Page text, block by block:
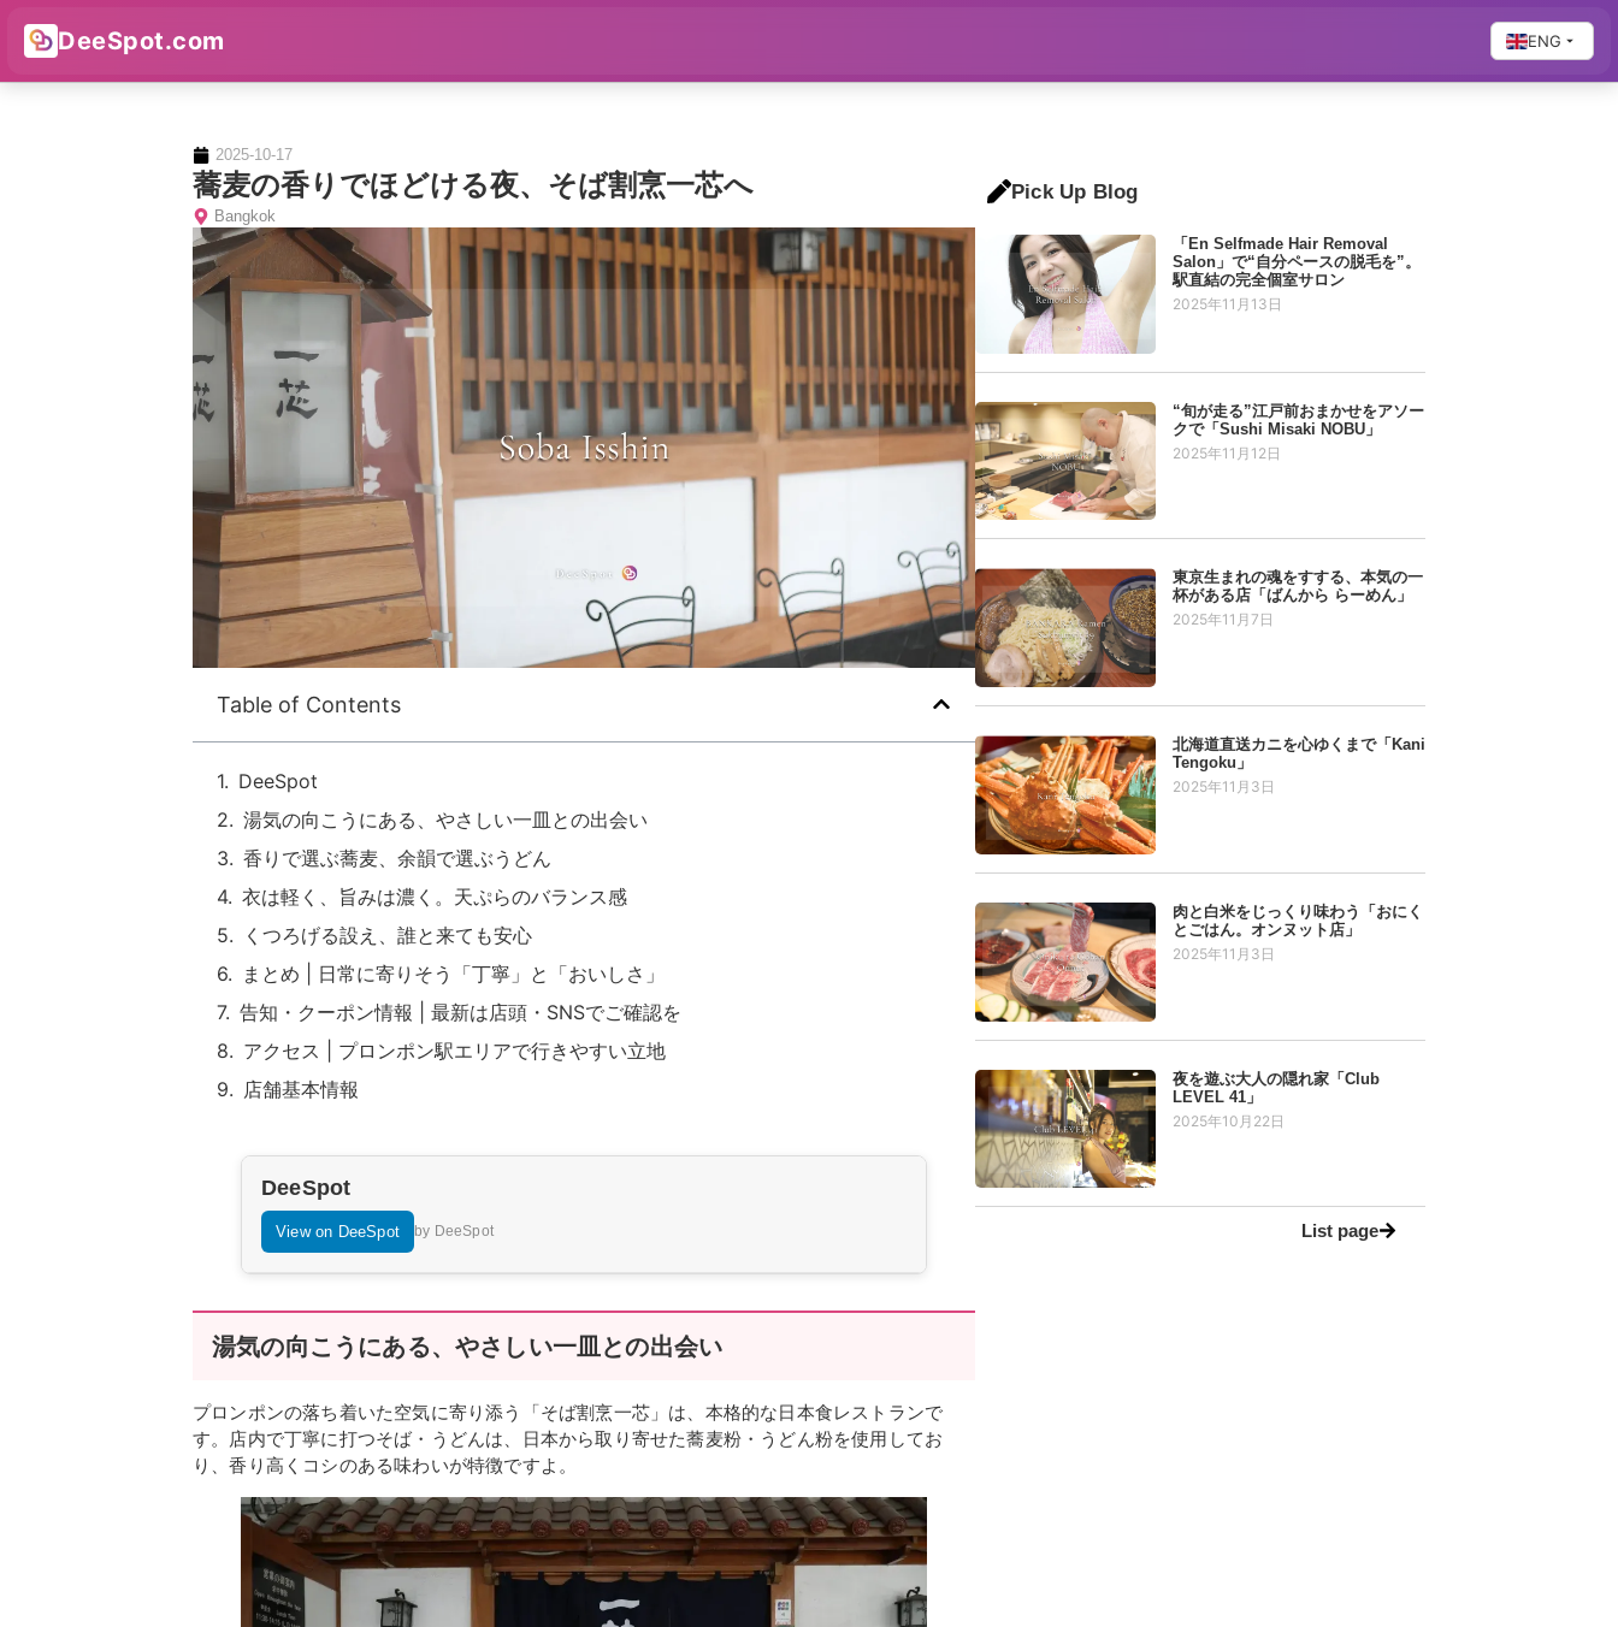
DeeSpot.com ENG
2025-10-17
蕎麦の香りでほどける夜、そば割烹一芯へ
Bangkok
Table of Contents
DeeSpot
湯気の向こうにある、やさしい一皿との出会い
香りで選ぶ蕎麦、余韻で選ぶうどん
衣は軽く、旨みは濃く。天ぷらのバランス感
くつろげる設え、誰と来ても安心
まとめ | 日常に寄りそう「丁寧」と「おいしさ」
告知・クーポン情報 | 最新は店頭・SNSでご確認を
アクセス | プロンポン駅エリアで行きやすい立地
店舗基本情報
DeeSpot
View on DeeSpot by DeeSpot
湯気の向こうにある、やさしい一皿との出会い
プロンポンの落ち着いた空気に寄り添う「そば割烹一芯」は、本格的な日本食レストランで
す。店内で丁寧に打つそば・うどんは、日本から取り寄せた蕎麦粉・うどん粉を使用してお
り、香り高くコシのある味わいが特徴ですよ。
Pick Up Blog
「En Selfmade Hair Removal
Salon」で“自分ペースの脱毛を”。
駅直結の完全個室サロン
2025年11月13日
“旬が走る”江戸前おまかせをアソー
クで「Sushi Misaki NOBU」
2025年11月12日
東京生まれの魂をすする、本気の一
杯がある店「ばんから らーめん」
2025年11月7日
北海道直送カニを心ゆくまで「Kani
Tengoku」
2025年11月3日
肉と白米をじっくり味わう「おにく
とごはん。オンヌット店」
2025年11月3日
夜を遊ぶ大人の隠れ家「Club
LEVEL 41」
2025年10月22日
List page